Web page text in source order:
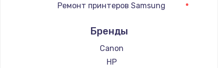
Замена таймера
Заказать
Замена реле
Ремонт принтеров Samsung
Ремонт принтеров Lexmark
Ремонт принтеров Sharp
Ремонт принтеров TSC
Бренды
Canon
HP